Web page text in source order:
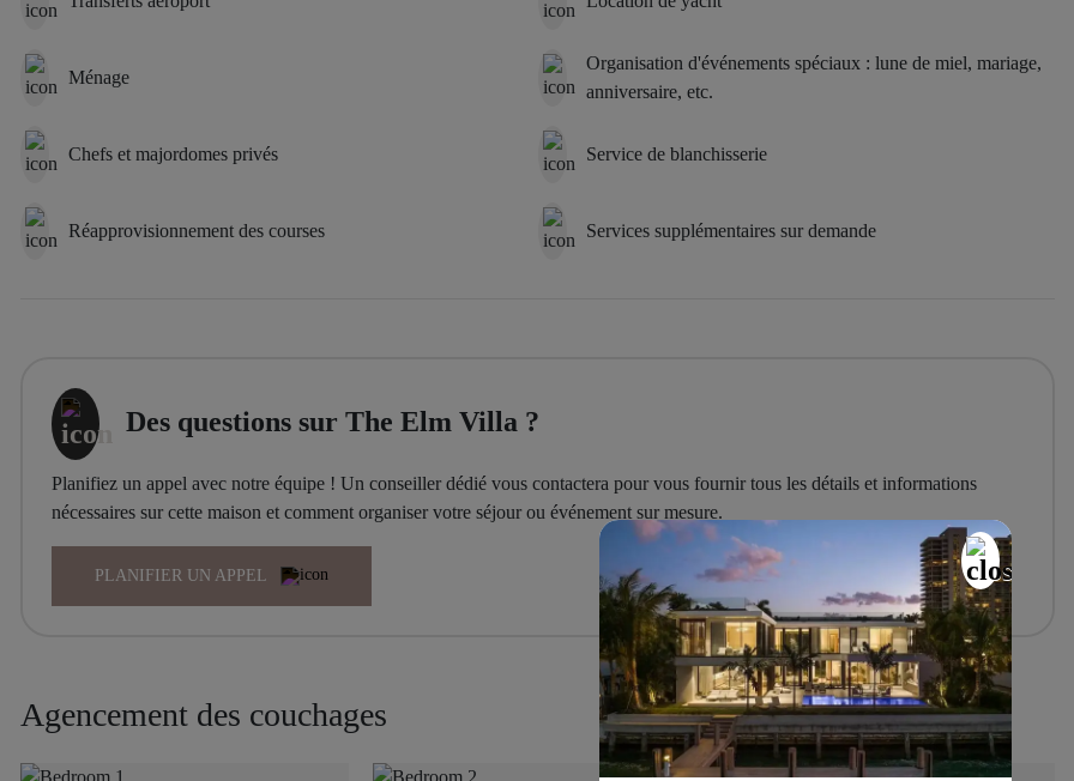
Ménage
Organisation d'événements spéciaux : lune de miel, mariage,
anniversaire, etc.
Chefs et majordomes privés Service de blanchisserie
Réapprovisionnement des courses Services supplémentaires sur demande
Des questions sur The Elm Villa ?
Planifiez un appel avec notre équipe ! Un conseiller dédié vous contactera pour vous fournir tous les détails et informations
nécessaires sur cette maison et comment organiser votre séjour ou événement sur mesure.
PLANIFIER UN APPEL
Agencement des couchages